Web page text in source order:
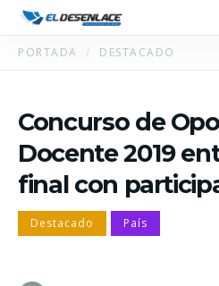
PORTADA DESTACADO
Concurso de
Docente 2019
final con
Destacado País